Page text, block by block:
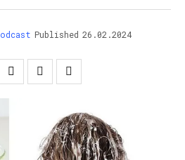
Published 26.02.2024